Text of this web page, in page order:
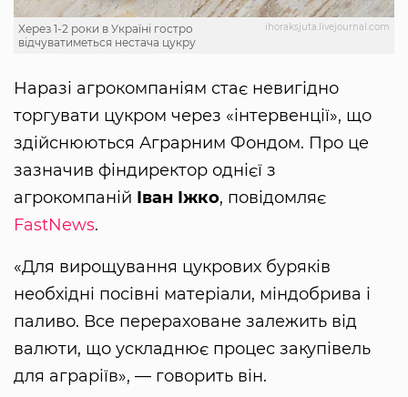
ihoraksjuta.livejournal.com
Xерез 1-2 роки в Україні гостро
відчуватиметься нестача цукру
Наразі агрокомпаніям стає невигідно
торгувати цукром через «інтервенції», що
здійснюються Аграрним Фондом. Про це
зазначив фіндиректор однієї з
агрокомпаній Іван Іжко, повідомляє
FastNews.
«Для вирощування цукрових буряків
необхідні посівні матеріали, міндобрива і
паливо. Все перераховане залежить від
валюти, що ускладнює процес закупівель
для аграріїв», — говорить він.